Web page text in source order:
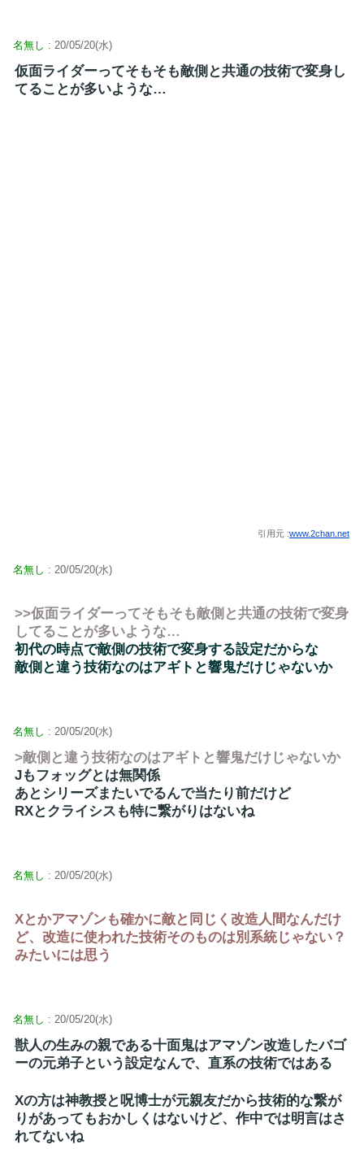
名無し : 20/05/20(水)
仮面ライダーってそもそも敵側と共通の技術で変身し
てることが多いような…
引用元 :www.2chan.net
名無し : 20/05/20(水)
>>仮面ライダーってそもそも敵側と共通の技術で変身
してることが多いような…
初代の時点で敵側の技術で変身する設定だからな
敵側と違う技術なのはアギトと響鬼だけじゃないか
名無し : 20/05/20(水)
>敵側と違う技術なのはアギトと響鬼だけじゃないか
Jもフォッグとは無関係
あとシリーズまたいでるんで当たり前だけど
RXとクライシスも特に繋がりはないね
名無し : 20/05/20(水)
Xとかアマゾンも確かに敵と同じく改造人間なんだけ
ど、改造に使われた技術そのものは別系統じゃない？
みたいには思う
名無し : 20/05/20(水)
獣人の生みの親である十面鬼はアマゾン改造したバゴ
ーの元弟子という設定なんで、直系の技術ではある
Xの方は神教授と呪博士が元親友だから技術的な繋が
りがあってもおかしくはないけど、作中では明言はさ
れてないね